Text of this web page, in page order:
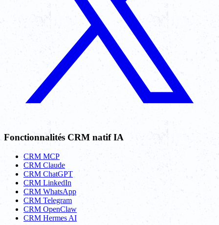
Fonctionnalités CRM natif IA
CRM MCP
CRM Claude
CRM ChatGPT
CRM LinkedIn
CRM WhatsApp
CRM Telegram
CRM OpenClaw
CRM Hermes AI